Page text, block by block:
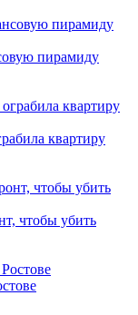
пирамиду
квартиру
чтобы убить